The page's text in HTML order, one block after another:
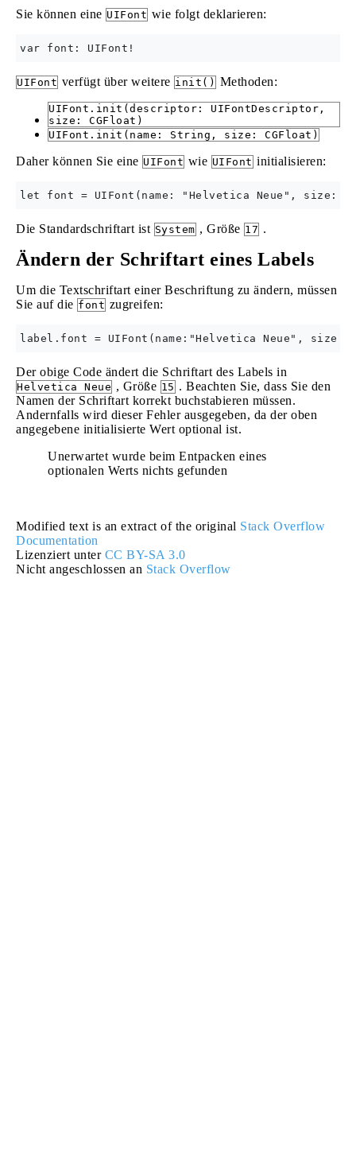
Sie können eine UIFont wie folgt deklarieren:
UIFont verfügt über weitere init() Methoden:
UIFont.init(descriptor: UIFontDescriptor,
size: CGFloat)
UIFont.init(name: String, size: CGFloat)
Daher können Sie eine UIFont wie UIFont initialisieren:
Die Standardschriftart ist System , Größe 17 .
Ändern der Schriftart eines Labels
Um die Textschriftart einer Beschriftung zu ändern, müssen
Sie auf die font zugreifen:
Der obige Code ändert die Schriftart des Labels in
Helvetica Neue , Größe 15 . Beachten Sie, dass Sie den
Namen der Schriftart korrekt buchstabieren müssen.
Andernfalls wird dieser Fehler ausgegeben, da der oben
angegebene initialisierte Wert optional ist.
Unerwartet wurde beim Entpacken eines
optionalen Werts nichts gefunden
Modified text is an extract of the original Stack Overflow
Documentation
Lizenziert unter CC BY-SA 3.0
Nicht angeschlossen an Stack Overflow